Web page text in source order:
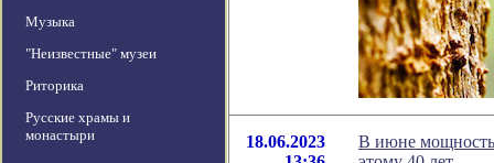
Музыка
"Неизвестные" музеи
Риторика
Русские храмы и
монастыри
18.06.2023
В июне мощность